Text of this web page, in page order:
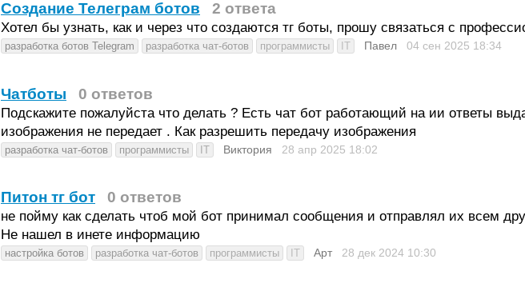
Создание Телеграм ботов 2 ответа
Хотел бы узнать, как и через что создаются тг боты, прошу связаться с
разработка ботов Telegram разработка чат-ботов программисты IT Павел 04 сен 2025 18:34
Чатботы 0 ответов
Подскажите пожалуйста что делать ? Есть чат бот работающий на ии ответы
изображения не передает . Как разрешить передачу изображения
разработка чат-ботов программисты IT Виктория 28 апр 2025 18:02
Питон тг бот 0 ответов
не пойму как сделать чтоб мой бот принимал сообщения и отправлял их всем
Не нашел в инете информацию
настройка ботов разработка чат-ботов программисты IT Арт 28 дек 2024 10:30